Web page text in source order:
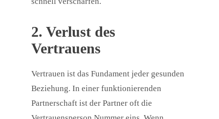
2. Verlust des
Vertrauens
Vertrauen ist das Fundament jeder gesunden
Beziehung. In einer funktionierenden
Partnerschaft ist der Partner oft die